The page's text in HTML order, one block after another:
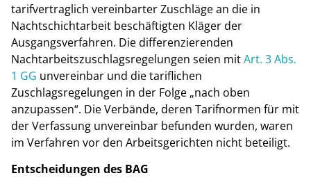
tarifvertraglich vereinbarter Zuschläge an die in
Nachtschichtarbeit beschäftigten Kläger der
Ausgangsverfahren. Die differenzierenden
Nachtarbeitszuschlagsregelungen seien mitArt. 3 Abs.
1 GG unvereinbar und die tariflichen
Zuschlagsregelungen in der Folge „nach oben
anzupassen“. Die Verbände, deren Tarifnormen für mit
der Verfassung unvereinbar befunden wurden, waren
im Verfahren vor den Arbeitsgerichten nicht beteiligt.
Entscheidungen des BAG